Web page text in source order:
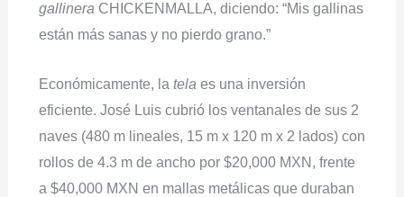
gallinera CHICKENMALLA, diciendo: “Mis gallinas
están más sanas y no pierdo grano.”
Económicamente, la tela es una inversión
eficiente. José Luis cubrió los ventanales de sus 2
naves (480 m lineales, 15 m x 120 m x 2 lados) con
rollos de 4.3 m de ancho por $20,000 MXN, frente
a $40,000 MXN en mallas metálicas que duraban